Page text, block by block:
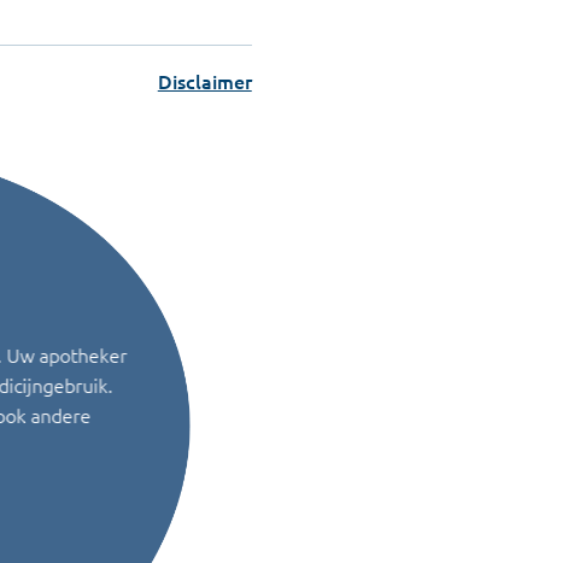
Disclaimer
Uw apotheker
andere